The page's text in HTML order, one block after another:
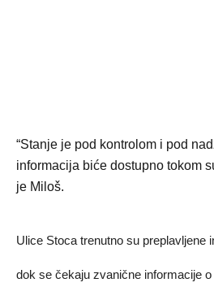
“Stanje je pod kontrolom i pod
informacija biće dostupno tokom
je Miloš.
Ulice Stoca trenutno su preplavljene
dok se čekaju zvanične informacije